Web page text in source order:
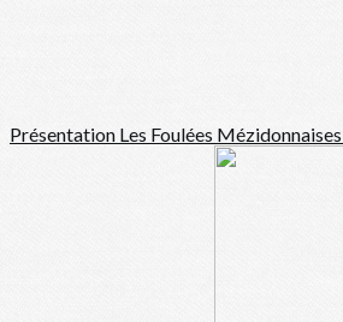
Présentation Les Foulées Mézidonnaises